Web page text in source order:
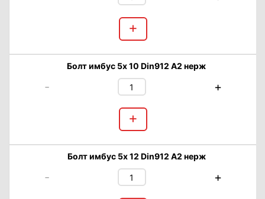
+
Болт имбус 5х 10 Din912 А2 нерж
- +
+
Болт имбус 5х 12 Din912 А2 нерж
- +